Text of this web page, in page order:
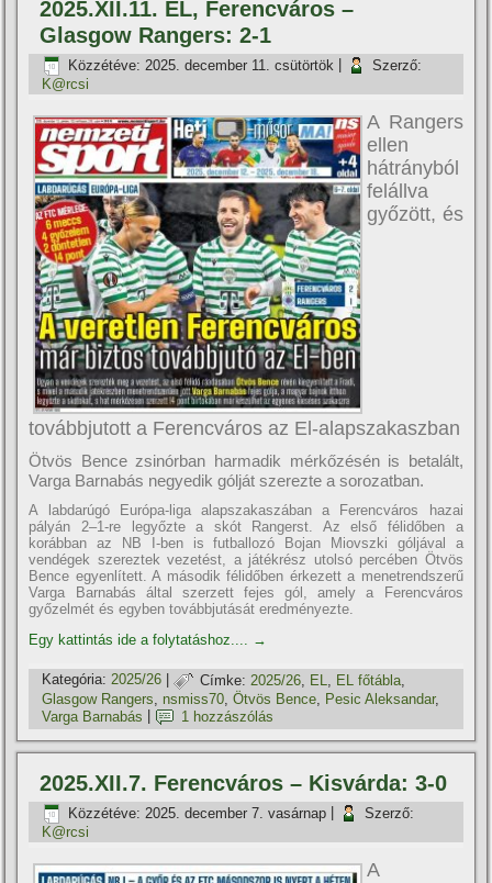
2025.XII.11. EL, Ferencváros –
Glasgow Rangers: 2-1
Közzétéve: 2025. december 11. csütörtök
Szerző:
K@rcsi
A Rangers
ellen
hátrányból
felállva
győzött, és
továbbjutott a Ferencváros az El-alapszakaszban
Ötvös Bence zsinórban harmadik mérkőzésén is betalált,
Varga Barnabás negyedik gólját szerezte a sorozatban.
A labdarúgó Európa-liga alapszakaszában a Ferencváros hazai
pályán 2–1-re legyőzte a skót Rangerst. Az első félidőben a
korábban az NB I-ben is futballozó Bojan Miovszki góljával a
vendégek szereztek vezetést, a játékrész utolsó percében Ötvös
Bence egyenlített. A második félidőben érkezett a menetrendszerű
Varga Barnabás által szerzett fejes gól, amely a Ferencváros
győzelmét és egyben továbbjutását eredményezte.
Egy kattintás ide a folytatáshoz.... →
Kategória: 2025/26 | Címke: 2025/26 EL EL főtábla
Glasgow Rangers, nsmiss70,Ötvös Bence, Pesic Aleksandar,
Varga Barnabás
1 hozzászólás
2025.XII.7. Ferencváros – Kisvárda: 3-0
Közzétéve: 2025. december 7. vasárnap
Szerző:
K@rcsi
A